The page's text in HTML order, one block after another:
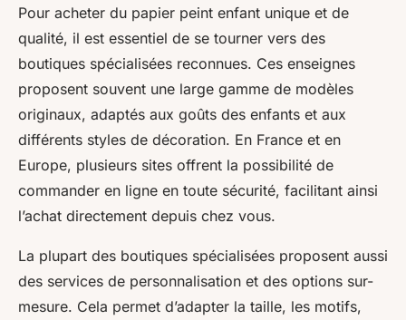
Pour acheter du papier peint enfant unique et de
qualité, il est essentiel de se tourner vers des
boutiques spécialisées reconnues. Ces enseignes
proposent souvent une large gamme de modèles
originaux, adaptés aux goûts des enfants et aux
différents styles de décoration. En France et en
Europe, plusieurs sites offrent la possibilité de
commander en ligne en toute sécurité, facilitant ainsi
l’achat directement depuis chez vous.
La plupart des boutiques spécialisées proposent aussi
des services de personnalisation et des options sur-
mesure. Cela permet d’adapter la taille, les motifs,